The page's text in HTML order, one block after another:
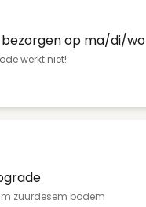
bezorgen op ma/di/wo
werkt niet!
zuurdesem bodem